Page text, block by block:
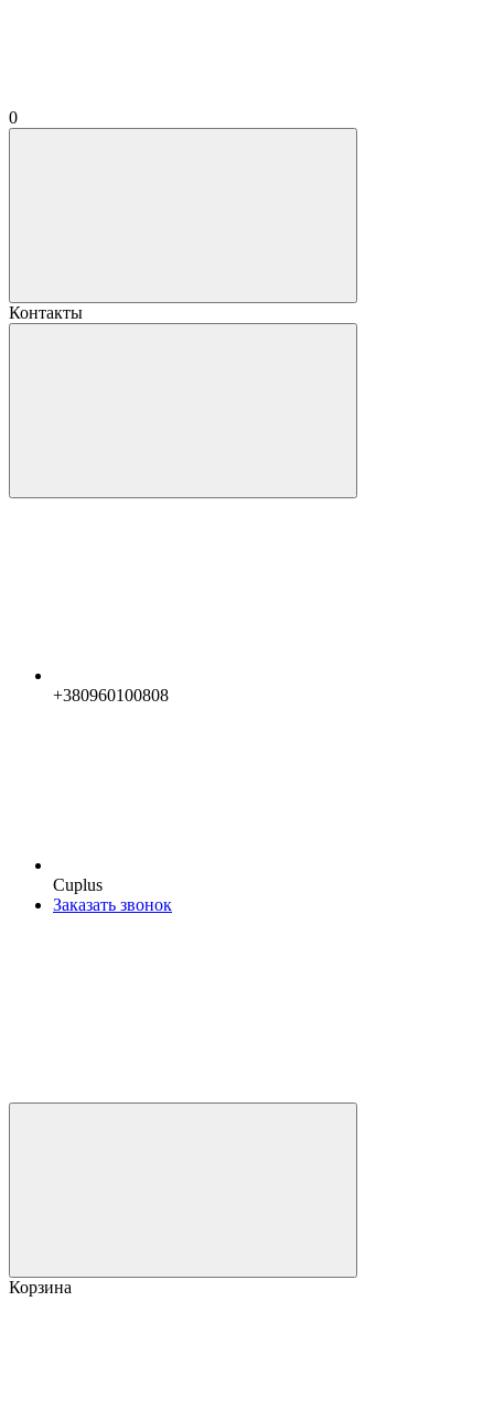
0
Контакты
+380960100808
Cuplus
Заказать звонок
Корзина